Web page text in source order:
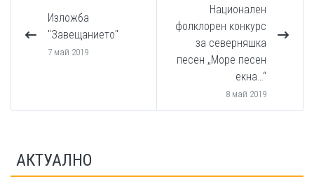
Изложба
"Завещанието"
7 май 2019
Национален
фолклорен конкурс
за северняшка
песен „Море песен
екна…“
8 май 2019
АКТУАЛНО